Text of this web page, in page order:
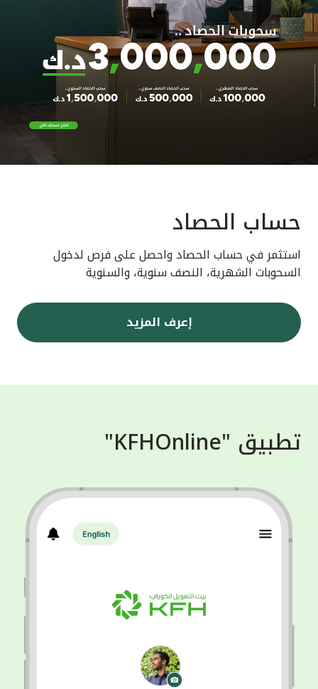
حساب الحصاد
استثمر في حساب الحصاد واحصل على فرص لدخول
السحوبات الشهرية، النصف سنوية، والسنوية
إعرف المزيد
تطبيق "KFHOnline"